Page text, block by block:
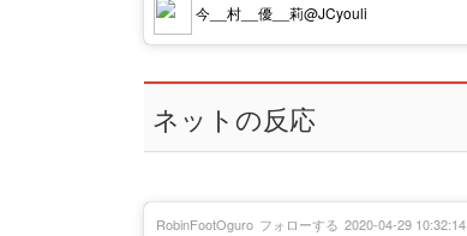
今__村__優__莉@JCyouli
ネットの反応
RobinFootOguro フォローする 2020-04-29 10:32:14